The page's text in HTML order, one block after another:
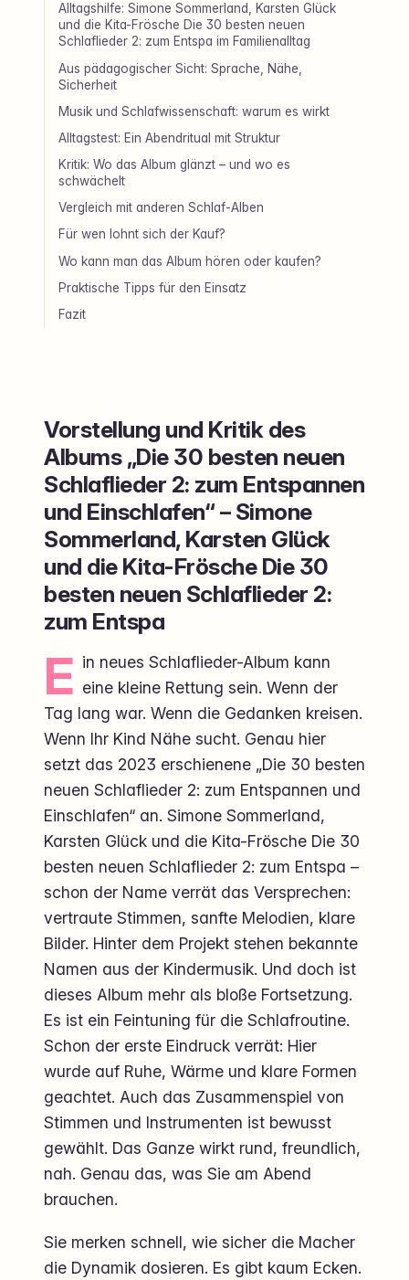
Alltagshilfe: Simone Sommerland, Karsten Glück
und die Kita-Frösche Die 30 besten neuen
Schlaflieder 2: zum Entspa im Familienalltag
Aus pädagogischer Sicht: Sprache, Nähe,
Sicherheit
Musik und Schlafwissenschaft: warum es wirkt
Alltagstest: Ein Abendritual mit Struktur
Kritik: Wo das Album glänzt – und wo es
schwächelt
Vergleich mit anderen Schlaf-Alben
Für wen lohnt sich der Kauf?
Wo kann man das Album hören oder kaufen?
Praktische Tipps für den Einsatz
Fazit
Vorstellung und Kritik des
Albums „Die 30 besten neuen
Schlaflieder 2: zum Entspannen
und Einschlafen“ – Simone
Sommerland, Karsten Glück
und die Kita-Frösche Die 30
besten neuen Schlaflieder 2:
zum Entspa
E in neues Schlaflieder-Album kann
eine kleine Rettung sein. Wenn der
Tag lang war. Wenn die Gedanken kreisen.
Wenn Ihr Kind Nähe sucht. Genau hier
setzt das 2023 erschienene „Die 30 besten
neuen Schlaflieder 2: zum Entspannen und
Einschlafen“ an. Simone Sommerland,
Karsten Glück und die Kita-Frösche Die 30
besten neuen Schlaflieder 2: zum Entspa –
schon der Name verrät das Versprechen:
vertraute Stimmen, sanfte Melodien, klare
Bilder. Hinter dem Projekt stehen bekannte
Namen aus der Kindermusik. Und doch ist
dieses Album mehr als bloße Fortsetzung.
Es ist ein Feintuning für die Schlafroutine.
Schon der erste Eindruck verrät: Hier
wurde auf Ruhe, Wärme und klare Formen
geachtet. Auch das Zusammenspiel von
Stimmen und Instrumenten ist bewusst
gewählt. Das Ganze wirkt rund, freundlich,
nah. Genau das, was Sie am Abend
brauchen.
Sie merken schnell, wie sicher die Macher
die Dynamik dosieren. Es gibt kaum Ecken.